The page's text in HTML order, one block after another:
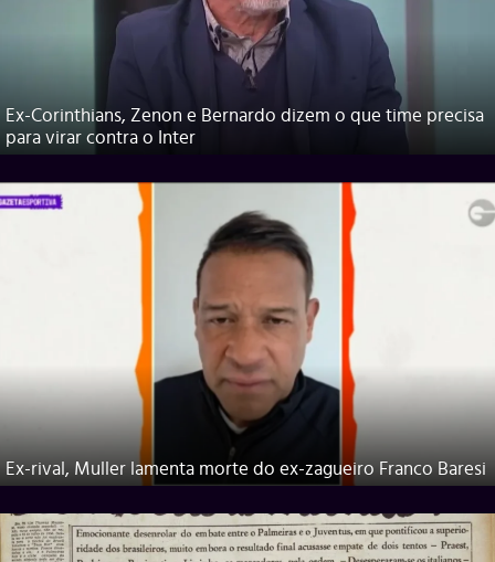
Ex-Corinthians, Zenon e Bernardo dizem o que time precisa
para virar contra o Inter
Ex-rival, Muller lamenta morte do ex-zagueiro Franco Baresi